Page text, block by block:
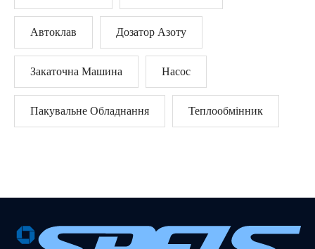
Автоклав Дозатор Азоту
Закаточна Машина Насос
Пакувальне Обладнання Теплообмінник